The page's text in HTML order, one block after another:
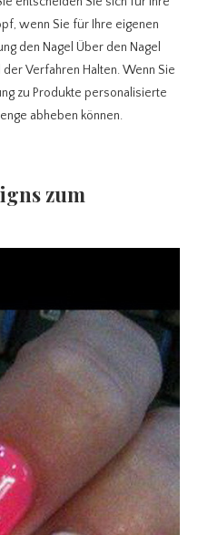
wenn Sie für Ihre eigenen
den Nagel Über den Nagel
Verfahren Halten. Wenn Sie
zu Produkte personalisierte
abheben können.
zum